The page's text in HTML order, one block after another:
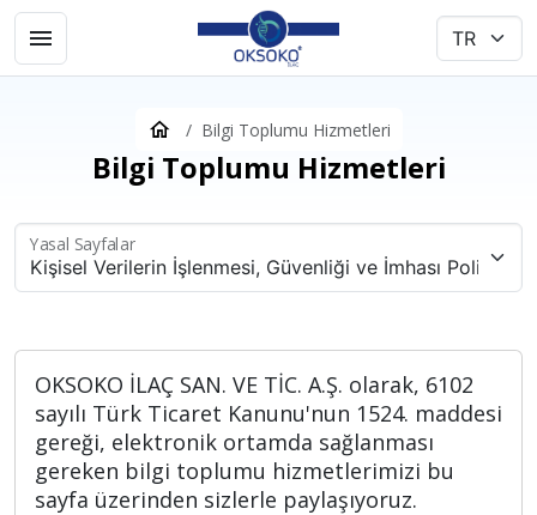
Bilgi Toplumu Hizmetleri
Bilgi Toplumu Hizmetleri
Yasal Sayfalar
OKSOKO İLAÇ SAN. VE TİC. A.Ş. olarak, 6102
sayılı Türk Ticaret Kanunu'nun 1524. maddesi
gereği, elektronik ortamda sağlanması
gereken bilgi toplumu hizmetlerimizi bu
sayfa üzerinden sizlerle paylaşıyoruz.